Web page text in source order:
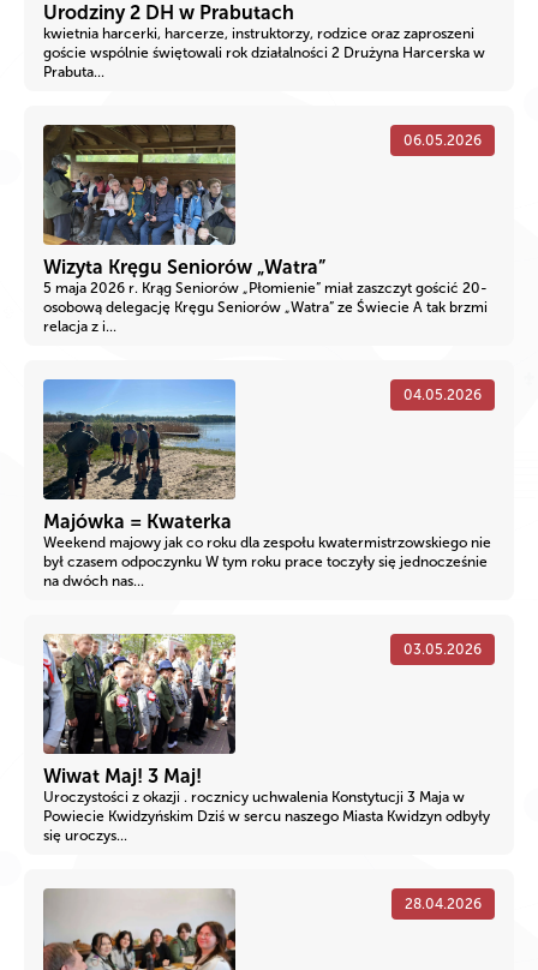
Urodziny 2 DH w Prabutach
kwietnia harcerki, harcerze, instruktorzy, rodzice oraz zaproszeni
goście wspólnie świętowali rok działalności 2 Drużyna Harcerska w
Prabuta...
06.05.2026
Wizyta Kręgu Seniorów „Watra”
5 maja 2026 r. Krąg Seniorów „Płomienie” miał zaszczyt gościć 20-
osobową delegację Kręgu Seniorów „Watra” ze Świecie A tak brzmi
relacja z i...
04.05.2026
Majówka = Kwaterka
Weekend majowy jak co roku dla zespołu kwatermistrzowskiego nie
był czasem odpoczynku W tym roku prace toczyły się jednocześnie
na dwóch nas...
03.05.2026
Wiwat Maj! 3 Maj!
Uroczystości z okazji . rocznicy uchwalenia Konstytucji 3 Maja w
Powiecie Kwidzyńskim Dziś w sercu naszego Miasta Kwidzyn odbyły
się uroczys...
28.04.2026